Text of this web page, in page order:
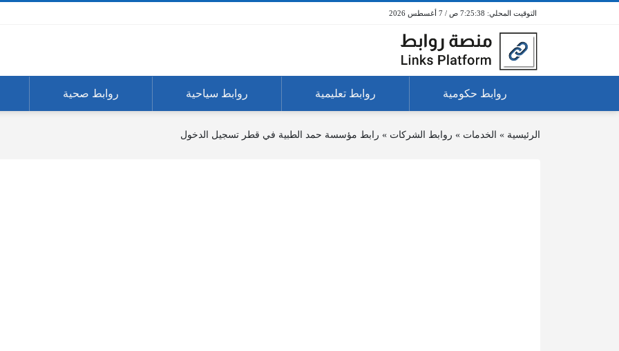
7:25:38 ص / 7 أغسطس 2026
روابط حكومية روابط تعليمية روابط سياحية روابط صحية
الرئيسية » الخدمات » روابط الشركات » رابط مؤسسة حمد الطبية في قطر تسجيل الدخول